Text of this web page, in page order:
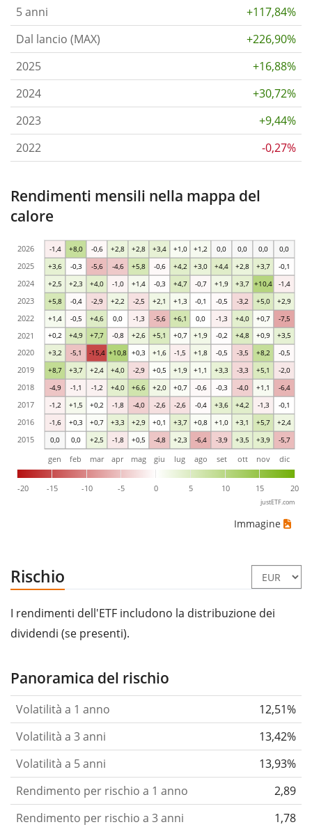
5 anni
+117,84%
Dal lancio (MAX)
+226,90%
2025
+16,88%
2024
+30,72%
2023
+9,44%
2022
-0,27%
Rendimenti mensili nella mappa del
calore
0,0 0,0 +2,5 -1,8 +0,5 -4,8 +2,3 -6,4 -3,9 +3,5 +3,9 -5,7
-1,6 +0,3 +0,7 +3,3 +2,9 +0,1 +3,7 +0,8 +1,0 +3,1 +5,7 +2,4
-1,2 +1,5 +0,2 -1,8 -4,0 -2,6 -2,6 -0,4 +3,6 +4,2 -1,3 -0,1
-4,9 -1,1 -1,2 +4,0 +6,6 +2,0 +0,7 -0,6 -0,3 -4,0 +1,1 -6,4
+8,7 +3,7 +2,4 +4,0 -2,9 +0,5 +1,9 +1,1 +3,3 -3,3 +5,1 -2,0
+3,2 -5,1 -15,4 +10,8 +0,3 +1,6 -1,5 +1,8 -0,5 -3,5 +8,2 -0,5
+0,2 +4,9 +7,7 -0,8 +2,6 +5,1 +0,7 +1,9 -0,2 +4,8 +0,9 +3,5
+1,4 -0,5 +4,6 0,0 -1,3 -5,6 +6,1 0,0 -1,3 +4,0 +0,7 -7,5
+5,8 -0,4 -2,9 +2,2 -2,5 +2,1 +1,3 -0,1 -0,5 -3,2 +5,0 +2,9
+2,5 +2,3 +4,0 -1,0 +1,4 -0,3 +4,7 -0,7 +1,9 +3,7 +10,4 -1,4
+3,6 -0,3 -5,6 -4,6 +5,8 -0,6 +4,2 +3,0 +4,4 +2,8 +3,7 -0,1
-1,4 +8,0 -0,6 +2,8 +2,8 +3,4 +1,0 +1,2 0,0 0,0 0,0 0,0
-20 -15 -10 -5 0 5 10 15 20
gen feb mar apr mag giu lug ago set ott nov dic
2015
2016
2017
2018
2019
2020
2021
2022
2023
2024
2025
2026
justETF.com
Immagine
Rischio
I rendimenti dell'ETF includono la distribuzione dei
dividendi (se presenti).
Panoramica del rischio
Volatilità a 1 anno
12,51%
Volatilità a 3 anni
13,42%
Volatilità a 5 anni
13,93%
Rendimento per rischio a 1 anno
2,89
Rendimento per rischio a 3 anni
1,78